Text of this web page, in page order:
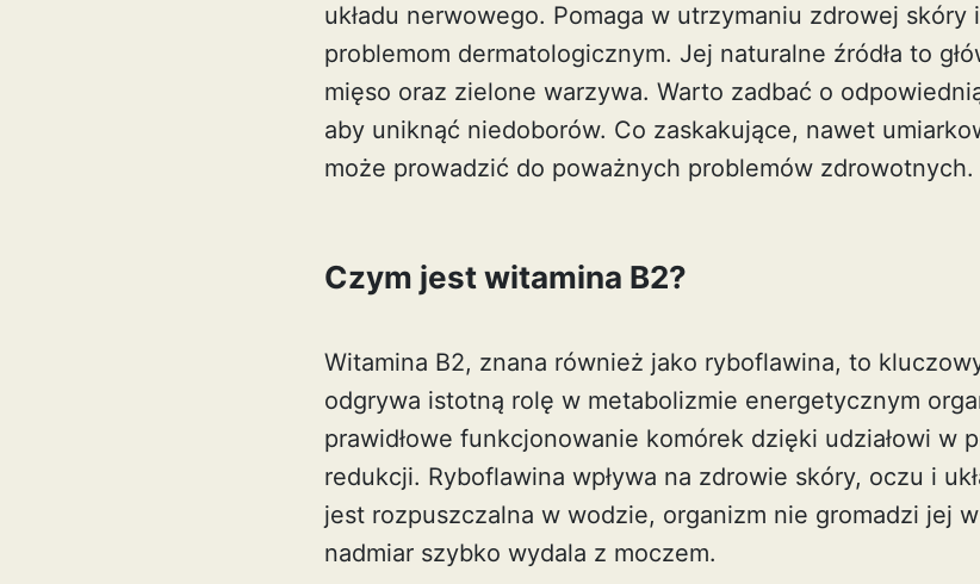
układu nerwowego. Pomaga w utrzymaniu zdrowej skóry
problemom dermatologicznym. Jej naturalne źródła to
mięso oraz zielone warzywa. Warto zadbać o
aby uniknąć niedoborów. Co zaskakujące, nawet
może prowadzić do poważnych problemów zdrowotnych.
Czym jest witamina B2?
Witamina B2, znana również jako ryboflawina, to
odgrywa istotną rolę w metabolizmie energetycznym
prawidłowe funkcjonowanie komórek dzięki udziałowi w
redukcji. Ryboflawina wpływa na zdrowie skóry, oczu i
jest rozpuszczalna w wodzie, organizm nie gromadzi jej
nadmiar szybko wydala z moczem.